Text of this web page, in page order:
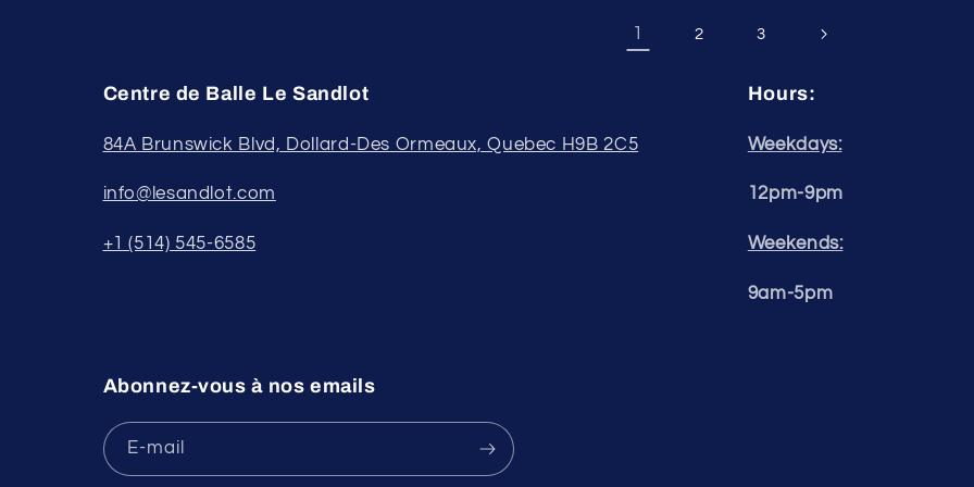
1 2 3
Centre de Balle Le Sandlot
84A Brunswick Blvd, Dollard-Des Ormeaux, Quebec H9B 2C5
info@lesandlot.com
+1 (514) 545-6585
Hours:
Weekdays:
12pm-9pm
Weekends:
9am-5pm
Abonnez-vous à nos emails
E-mail